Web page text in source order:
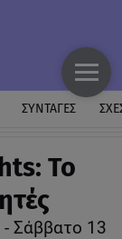
ΣΥΝΤΑΓΕΣ
Το
- Σάββατο 13